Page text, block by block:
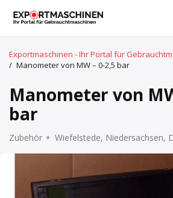
Exportmaschinen - Ihr Portal für
/ Manometer von MW – 0-2,5 bar
Manometer von
bar
Zubehör Wiefelstede, Niedersachsen,